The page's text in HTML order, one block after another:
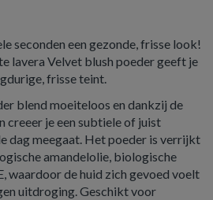
seconden een gezonde, frisse look!
lavera Velvet blush poeder geeft je
frisse teint.
blend moeiteloos en dankzij de
creeer je een subtiele of juist
dag meegaat. Het poeder is verrijkt
amandelolie, biologische
waardoor de huid zich gevoed voelt
uitdroging. Geschikt voor